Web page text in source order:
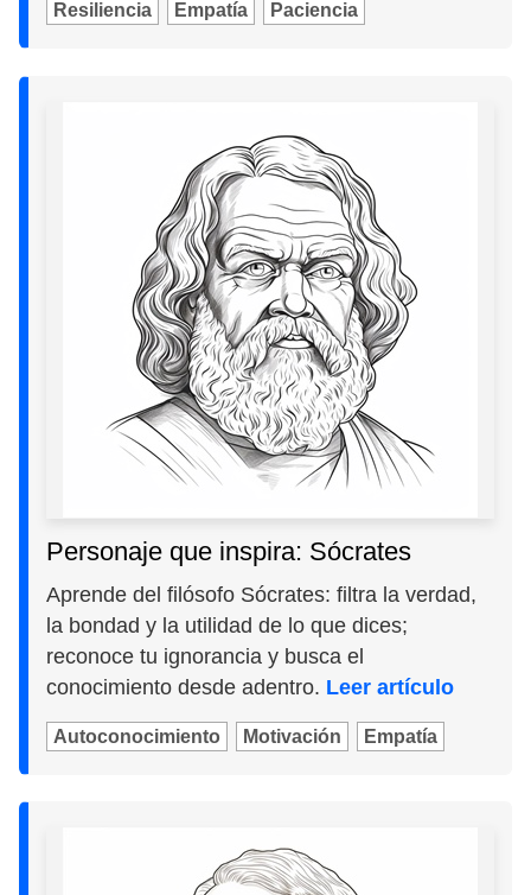
Resiliencia Empatía Paciencia
Personaje que inspira: Sócrates
Aprende del filósofo Sócrates: filtra la verdad,
la bondad y la utilidad de lo que dices;
reconoce tu ignorancia y busca el
conocimiento desde adentro. Leer artículo
Autoconocimiento Motivación Empatía